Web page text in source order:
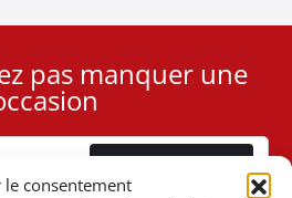
le consentement
pas manquer une